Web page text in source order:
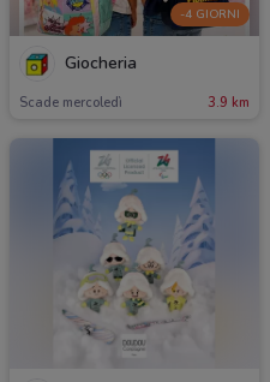
-4 GIORNI
Giocheria
Scade mercoledì 3.9 km